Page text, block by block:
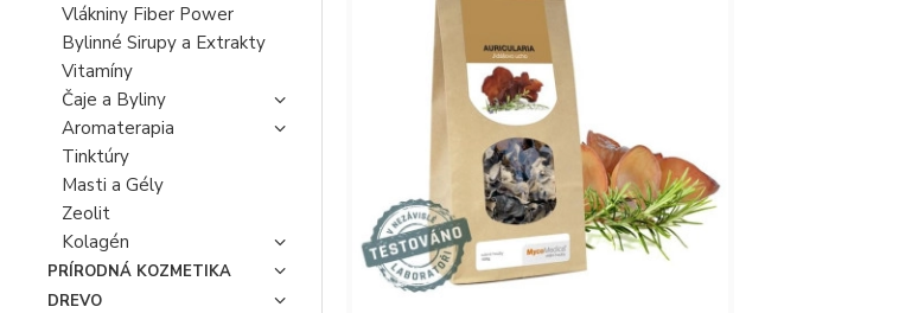
Vlákniny Fiber Power
Bylinné Sirupy a Extrakty
Vitamíny
Čaje a Byliny
Aromaterapia
Tinktúry
Masti a Gély
Zeolit
Kolagén
PRÍRODNÁ KOZMETIKA
DREVO
Široké možnosti využitia:
Pre ďalšiu inšpiráciu odporúčame pozrieť aj
Doprajte si silu prírodya objavte výnimočné účinky liečivých húb,
podporu organizmu odporúčame vyskúšať aj ďalšie kategórie ako
môžu liečivé huby ovplyvniť vaše zdravie? Preskúmajte našu ponuku